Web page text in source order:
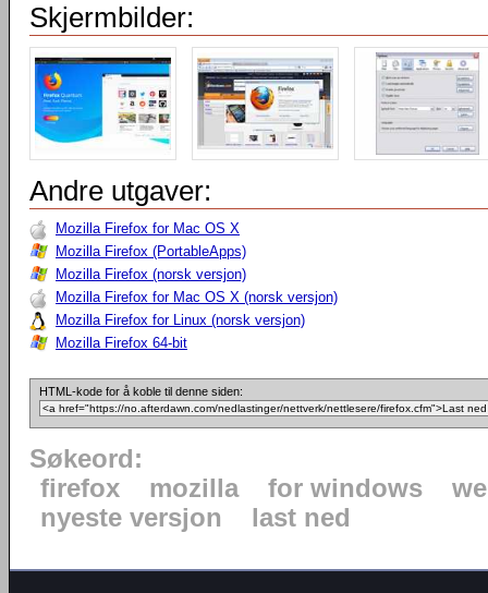
Skjermbilder:
Andre utgaver:
Mozilla Firefox for Mac OS X
Mozilla Firefox (PortableApps)
Mozilla Firefox (norsk versjon)
Mozilla Firefox for Mac OS X (norsk versjon)
Mozilla Firefox for Linux (norsk versjon)
Mozilla Firefox 64-bit
HTML-kode for å koble til denne siden:
Søkeord:
firefox
mozilla for windows
nyeste versjon
last ned